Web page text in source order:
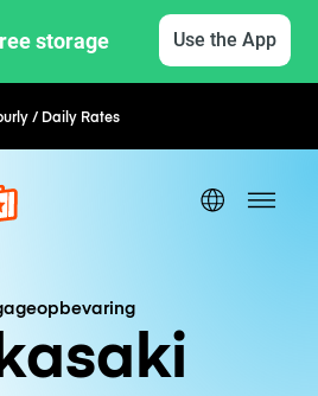
storage Use the App
/ Daily RatesFlexible Booking